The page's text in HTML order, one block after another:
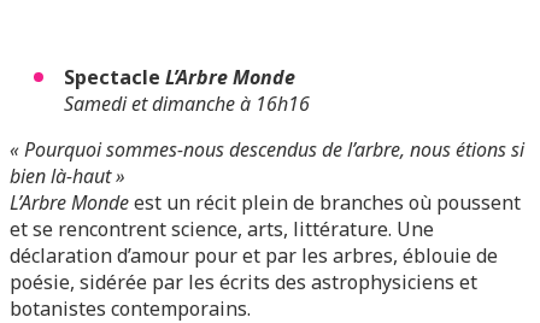
Spectacle L’Arbre Monde
Samedi et dimanche à 16h16
« Pourquoi sommes-nous descendus de l’arbre, nous étions si
bien là-haut »
L’Arbre Mondeest un récit plein de branches où poussent
et se rencontrent science, arts, littérature. Une
déclaration d’amour pour et par les arbres, éblouie de
poésie, sidérée par les écrits des astrophysiciens et
botanistes contemporains.